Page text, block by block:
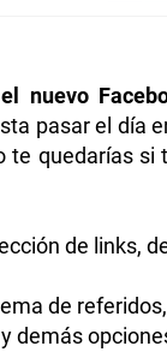
nuevo
pasar el día
te quedarías si
de links,
de
demás